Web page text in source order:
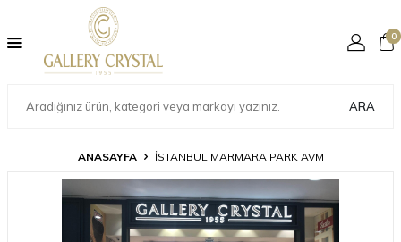
ARA
0
ANASAYFA İSTANBUL MARMARA PARK AVM